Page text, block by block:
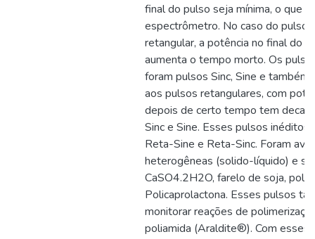
final do pulso seja mínima, o que
espectrômetro. No caso do pulso
retangular, a potência no final do
aumenta o tempo morto. Os
foram pulsos Sinc, Sine e também
aos pulsos retangulares, com
depois de certo tempo tem
Sinc e Sine. Esses pulsos inéditos
Reta-Sine e Reta-Sinc. Foram
heterogêneas (solido-líquido) e
CaSO4.2H2O, farelo de soja,
Policaprolactona. Esses pulsos
monitorar reações de
poliamida (Araldite®). Com